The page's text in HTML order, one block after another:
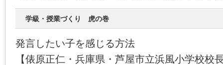
学級・授業づくり 虎の巻
発言したい子を感じる方法
【俵原正仁・兵庫県・芦屋市立浜風小学校校